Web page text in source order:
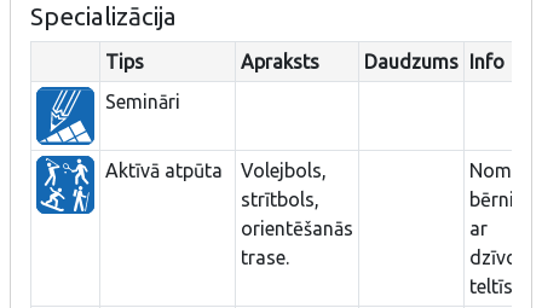
Specializācija
Tips Apraksts Daudzums Info
Semināri
Aktīvā atpūta
Volejbols,
strītbols,
orientēšanās
trase.
bērniem
ar
teltīs.